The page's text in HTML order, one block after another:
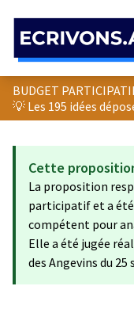
BUDGET
💡 Les 195 idées
Cette
La proposition
participatif et a
compétent pour
Elle a été jugée
des Angevins du